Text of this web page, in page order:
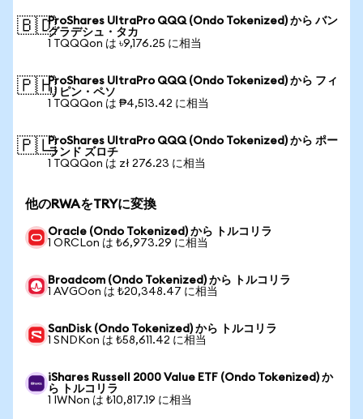
🇧🇩ProShares UltraPro QQQ (Ondo Tokenized) から バン
グラデシュ・タカ
1 TQQQon は ৳9,176.25 に相当
🇵🇭ProShares UltraPro QQQ (Ondo Tokenized) から フィ
リピン・ペソ
1 TQQQon は ₱4,513.42 に相当
🇵🇱ProShares UltraPro QQQ (Ondo Tokenized) から ポー
ランド ズロチ
1 TQQQon は zł 276.23 に相当
他のRWAをTRYに変換
Oracle (Ondo Tokenized) から トルコリラ
1 ORCLon は ₺6,973.29 に相当
Broadcom (Ondo Tokenized) から トルコリラ
1 AVGOon は ₺20,348.47 に相当
SanDisk (Ondo Tokenized) から トルコリラ
1 SNDKon は ₺58,611.42 に相当
iShares Russell 2000 Value ETF (Ondo Tokenized) か
ら トルコリラ
1 IWNon は ₺10,817.19 に相当